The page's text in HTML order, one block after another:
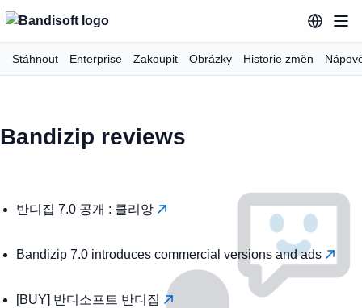
Stáhnout Enterprise Zakoupit Obrázky Historie změn
Bandizip reviews
반디집 7.0 공개 : 클리앙
Bandizip 7.0 introduces commercial versions and ads
[BUY] 반디소프트 반디집